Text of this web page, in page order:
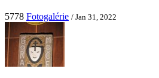
5778 Fotogalérie / Jan 31, 2022